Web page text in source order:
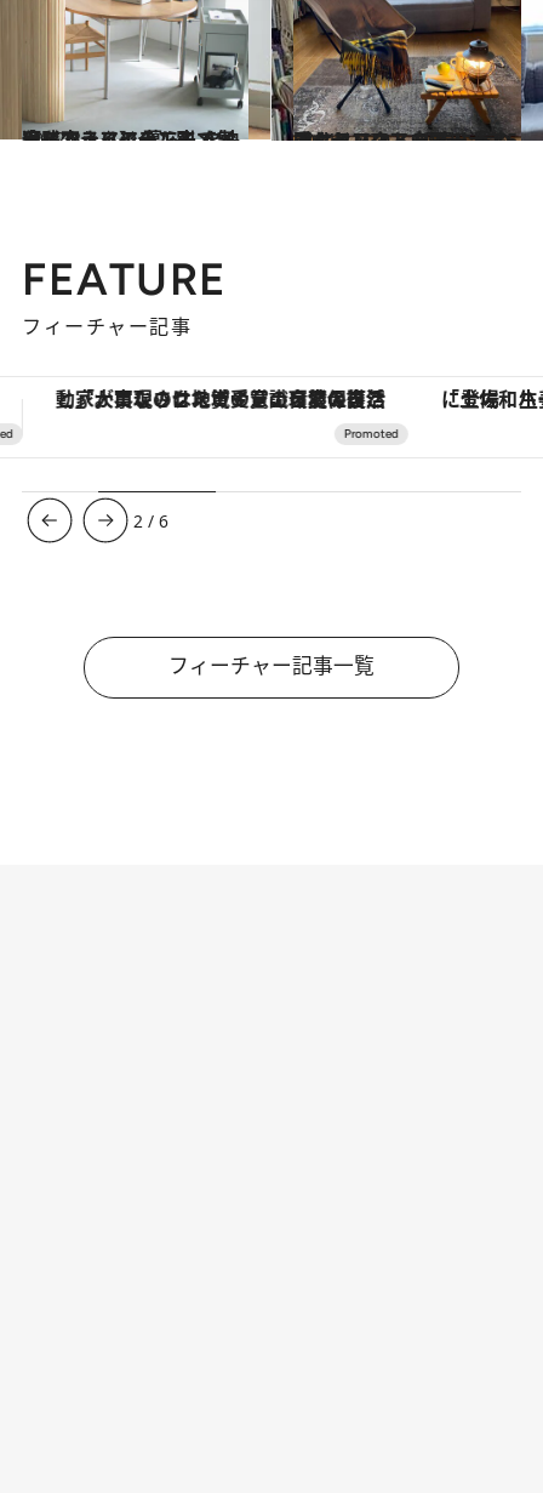
2022.3.7
【インテリアの工夫で気分を変える】 暮らしを快適にするアイテムと すぐ実践できるシーン別メソッド
ライフスタイル 2021.11.30
スタイリスト白男川清美さんセレクト 部屋に置いてもセンスアップ！ 長く愛せるアウトドアチェア5選
ライフスタイル
FEATURE
フィーチャー記事
「土佐和ハーブかき氷」がOMO7高知に登場！生姜、山椒、大葉など目にも舌にも涼を呼ぶ郷土の味
3 /6
フィーチャー記事一覧